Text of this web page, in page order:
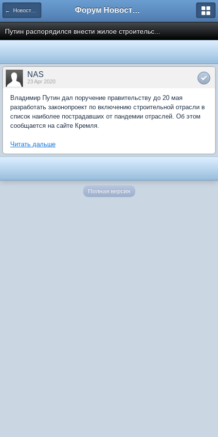
← Новости рынка недвижимости Форум Новостройки
Путин распорядился внести жилое строительс...
NAS
23 Apr 2020
Владимир Путин дал поручение правительству до 20 мая
разработать законопроект по включению строительной отрасли в
список наиболее пострадавших от пандемии отраслей. Об этом
сообщается на сайте Кремля.
Читать дальше
Полная версия